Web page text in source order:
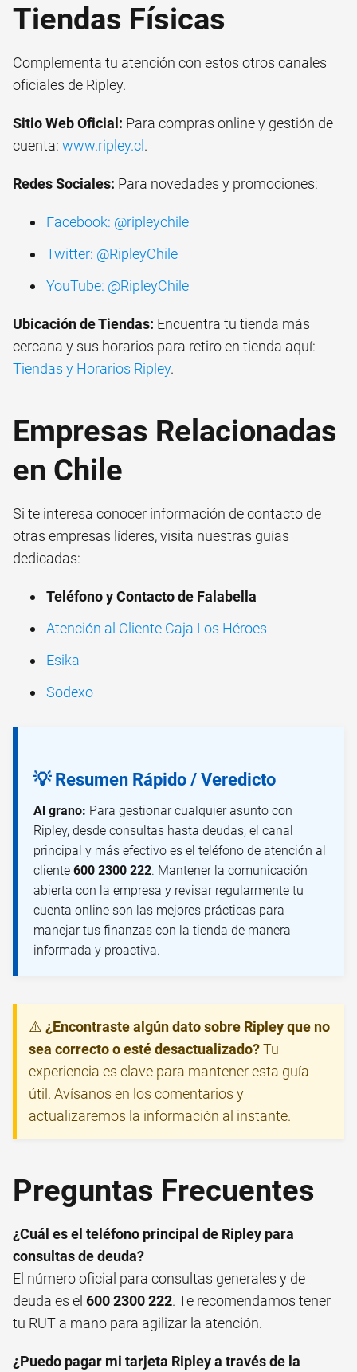
Tiendas Físicas
Complementa tu atención con estos otros canales
oficiales de Ripley.
Sitio Web Oficial: Para compras online y gestión de
cuenta: www.ripley.cl.
Redes Sociales: Para novedades y promociones:
Facebook: @ripleychile
Twitter: @RipleyChile
YouTube: @RipleyChile
Ubicación de Tiendas: Encuentra tu tienda más
cercana y sus horarios para retiro en tienda aquí:
Tiendas y Horarios Ripley.
Empresas Relacionadas
en Chile
Si te interesa conocer información de contacto de
otras empresas líderes, visita nuestras guías
dedicadas:
Teléfono y Contacto de Falabella
Atención al Cliente Caja Los Héroes
Esika
Sodexo
💡 Resumen Rápido / Veredicto
Al grano: Para gestionar cualquier asunto con
Ripley, desde consultas hasta deudas, el canal
principal y más efectivo es el teléfono de atención al
cliente 600 2300 222. Mantener la comunicación
abierta con la empresa y revisar regularmente tu
cuenta online son las mejores prácticas para
manejar tus finanzas con la tienda de manera
informada y proactiva.
⚠️ ¿Encontraste algún dato sobre Ripley que no
sea correcto o esté desactualizado?Tu
experiencia es clave para mantener esta guía
útil. Avísanos en los comentarios y
actualizaremos la información al instante.
Preguntas Frecuentes
¿Cuál es el teléfono principal de Ripley para
consultas de deuda?
El número oficial para consultas generales y de
deuda es el 600 2300 222. Te recomendamos tener
tu RUT a mano para agilizar la atención.
¿Puedo pagar mi tarjeta Ripley a través de la